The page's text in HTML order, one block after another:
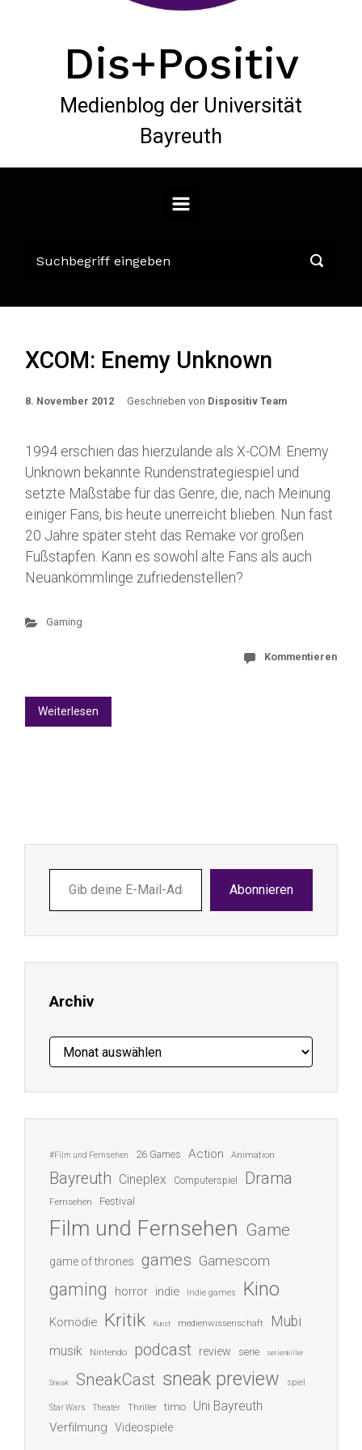
Dis+Positiv
Medienblog der Universität
Bayreuth
XCOM: Enemy Unknown
8. November 2012 Geschrieben von Dispositiv Team
1994 erschien das hierzulande als X-COM: Enemy
Unknown bekannte Rundenstrategiespiel und
setzte Maßstäbe für das Genre, die, nach Meinung
einiger Fans, bis heute unerreicht blieben. Nun fast
20 Jahre später steht das Remake vor großen
Fußstapfen. Kann es sowohl alte Fans als auch
Neuankömmlinge zufriedenstellen?
Gaming
Kommentieren
Weiterlesen
deine
E-
ein ...
Abonnieren
Archiv
Archiv
#Film und Fernsehen 26 Games Action Animation
Bayreuth Cineplex Computerspiel Drama
Fernsehen Festival
Film und Fernsehen Game
game of thrones games Gamescom
gaming horror indie Indie games Kino
Komödie Kritik Kunst medienwissenschaft Mubi
musik Nintendo podcast review serie serienkiller
Sneak SneakCast sneak preview spiel
Star Wars Theater Thriller timo Uni Bayreuth
Verfilmung Videospiele